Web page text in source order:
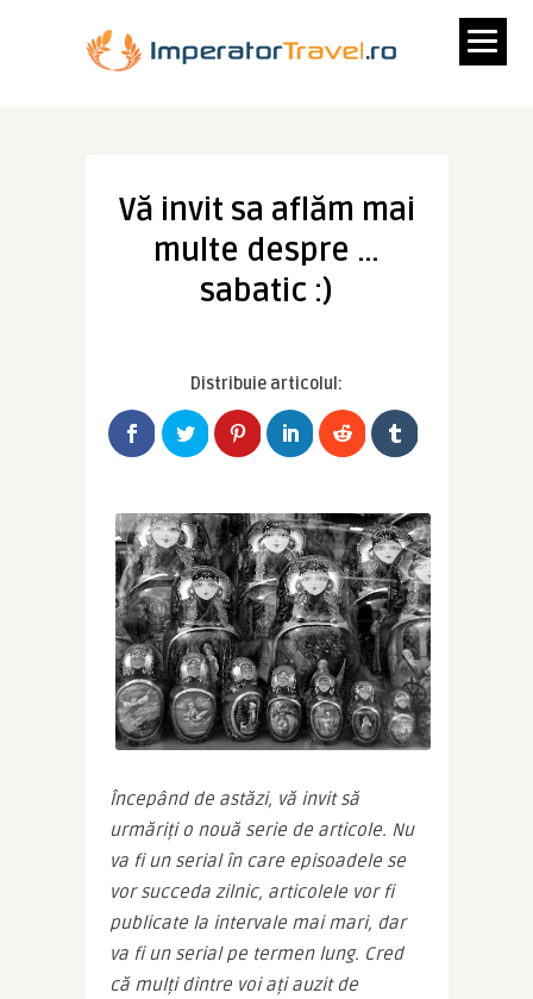
Vă invit sa aflăm mai
multe despre …
sabatic :)
Distribuie articolul:
Începând de astăzi, vă invit să
urmăriți o nouă serie de articole. Nu
va fi un serial în care episoadele se
vor succeda zilnic, articolele vor fi
publicate la intervale mai mari, dar
va fi un serial pe termen lung. Cred
că mulți dintre voi ați auzit de